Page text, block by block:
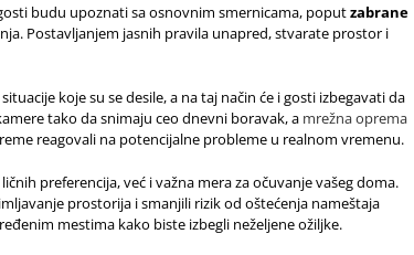
budu upoznati sa osnovnim smernicama, poputzabrane
Postavljanjem jasnih pravila unapred, stvarate prostor i
koje su se desile, a na taj način će i gosti izbegavati da
tako da snimaju ceo dnevni boravak, a mrežna oprema
reagovali na potencijalne probleme u realnom vremenu.
preferencija, već i važna mera za očuvanje vašeg doma.
prostorija i smanjili rizik od oštećenja nameštaja
mestima kako biste izbegli neželjene ožiljke.